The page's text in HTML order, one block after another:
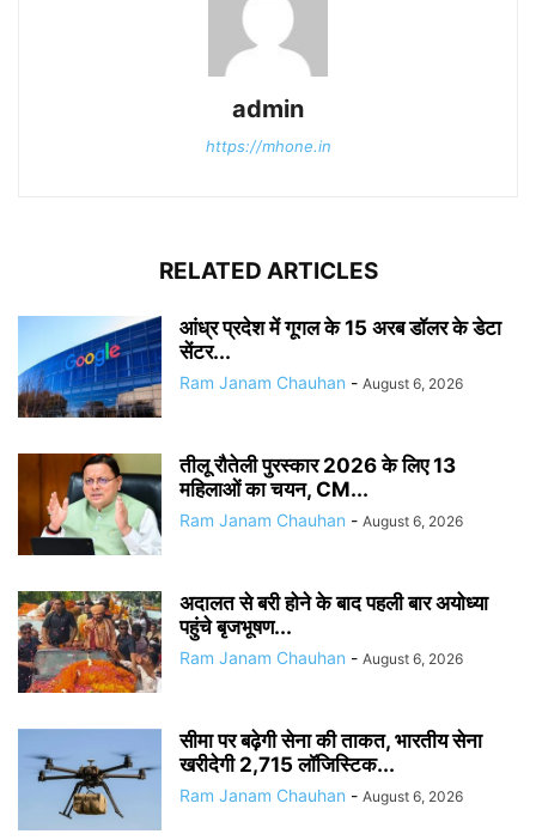
admin
https://mhone.in
RELATED ARTICLES
आंध्र प्रदेश में गूगल के 15 अरब डॉलर के डेटा
सेंटर...
Ram Janam Chauhan - August 6, 2026
तीलू रौतेली पुरस्कार 2026 के लिए 13
महिलाओं का चयन, CM...
Ram Janam Chauhan - August 6, 2026
अदालत से बरी होने के बाद पहली बार अयोध्या
पहुंचे बृजभूषण...
Ram Janam Chauhan - August 6, 2026
सीमा पर बढ़ेगी सेना की ताकत, भारतीय सेना
खरीदेगी 2,715 लॉजिस्टिक...
Ram Janam Chauhan - August 6, 2026